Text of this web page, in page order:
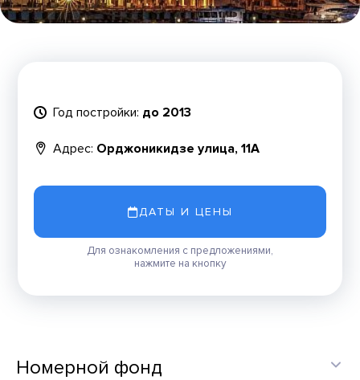
Год постройки: до 2013
Адрес: Орджоникидзе улица, 11А
ДАТЫ И ЦЕНЫ
Для ознакомления с предложениями,
нажмите на кнопку
Номерной фонд